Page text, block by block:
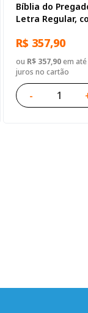
Bíblia do
Letra Regular,
R$ 357,90
ou R$ 357,90em até
juros no cartão
-